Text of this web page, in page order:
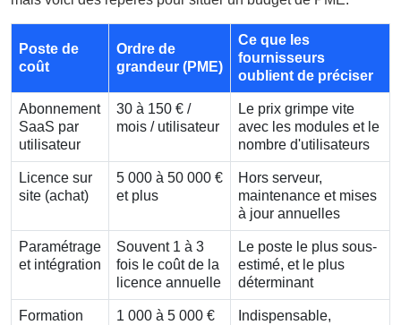
Poste de
coût
Ordre de
grandeur (PME)
Ce que les
fournisseurs
oublient de préciser
Abonnement
SaaS par
utilisateur
30 à 150 € /
mois / utilisateur
Le prix grimpe vite
avec les modules et le
nombre d'utilisateurs
Licence sur
site (achat)
5 000 à 50 000 €
et plus
Hors serveur,
maintenance et mises
à jour annuelles
Paramétrage
et intégration
Souvent 1 à 3
fois le coût de la
licence annuelle
Le poste le plus sous-
estimé, et le plus
déterminant
Formation
1 000 à 5 000 €
Indispensable,